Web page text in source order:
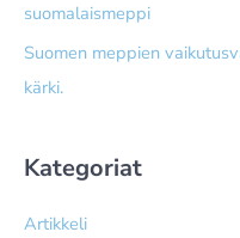
suomalaismeppi
Suomen meppien
kärki.
Kategoriat
Artikkeli